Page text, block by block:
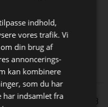
hver dag
siden 1972.
dansk design.
11/10 2023
indhold,
vores trafik. Vi
din brug af
annoncerings-
kan kombinere
som du har
har indsamlet fra